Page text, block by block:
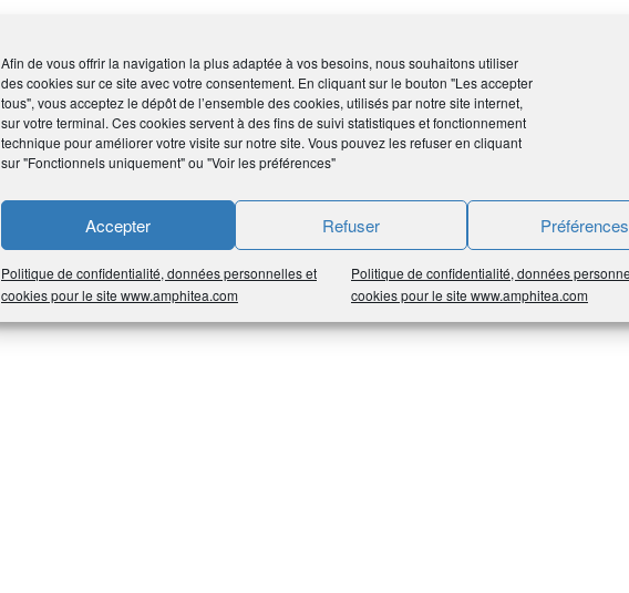
Afin de vous offrir la navigation la plus adaptée à vos besoins, nous souhaitons utiliser
des cookies sur ce site avec votre consentement. En cliquant sur le bouton "Les accepter
tous", vous acceptez le dépôt de l’ensemble des cookies, utilisés par notre site internet,
sur votre terminal. Ces cookies servent à des fins de suivi statistiques et fonctionnement
technique pour améliorer votre visite sur notre site. Vous pouvez les refuser en cliquant
sur "Fonctionnels uniquement" ou "Voir les préférences"
Accepter Refuser Préférences
Politique de confidentialité, données personnelles et
cookies pour le site www.amphitea.com
Politique de confidentialité, données
cookies pour le site www.amphitea.com